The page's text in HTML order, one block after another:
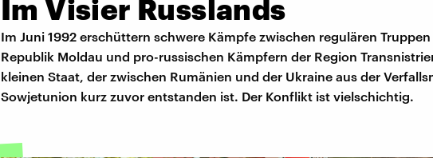
Im Visier Russlands
Im Juni 1992 erschüttern schwere Kämpfe zwischen regulären
Republik Moldau und pro-russischen Kämpfern der Region
kleinen Staat, der zwischen Rumänien und der Ukraine aus der
Sowjetunion kurz zuvor entstanden ist. Der Konflikt ist vielschichtig.